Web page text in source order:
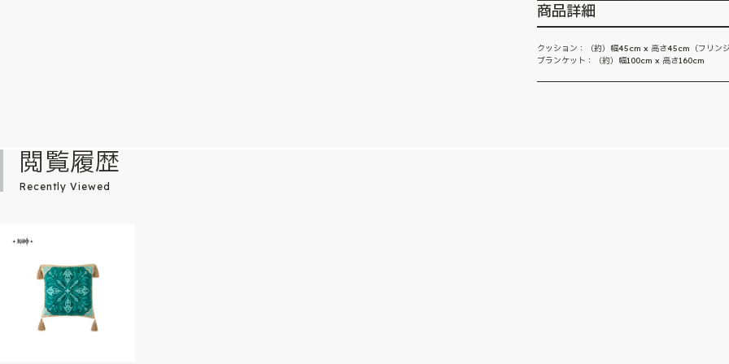
商品詳細
クッション：（約）幅45cm x 高さ45cm（フリンジ
ブランケット：（約）幅100cm x 高さ160cm
閲覧履歴
Recently Viewed